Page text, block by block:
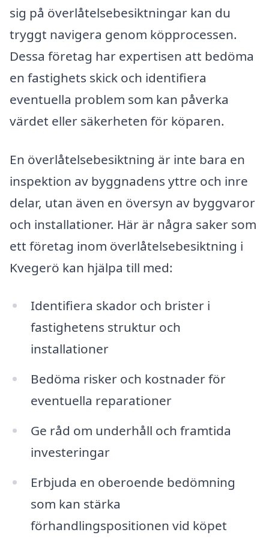
sig på överlåtelsebesiktningar kan du
tryggt navigera genom köpprocessen.
Dessa företag har expertisen att bedöma
en fastighets skick och identifiera
eventuella problem som kan påverka
värdet eller säkerheten för köparen.
En överlåtelsebesiktning är inte bara en
inspektion av byggnadens yttre och inre
delar, utan även en översyn av byggvaror
och installationer. Här är några saker som
ett företag inom överlåtelsebesiktning i
Kvegerö kan hjälpa till med:
Identifiera skador och brister i
fastighetens struktur och
installationer
Bedöma risker och kostnader för
eventuella reparationer
Ge råd om underhåll och framtida
investeringar
Erbjuda en oberoende bedömning
som kan stärka
förhandlingspositionen vid köpet